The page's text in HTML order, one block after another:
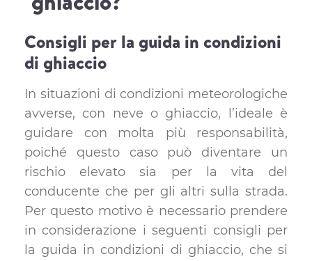
Consigli per la guida in condizioni
di ghiaccio
In situazioni di condizioni meteorologiche
avverse, con neve o ghiaccio, l’ideale è
guidare con molta più responsabilità,
poiché questo caso può diventare un
rischio elevato sia per la vita del
conducente che per gli altri sulla strada.
Per questo motivo è necessario prendere
in considerazione i seguenti consigli per
la guida in condizioni di ghiaccio, che si